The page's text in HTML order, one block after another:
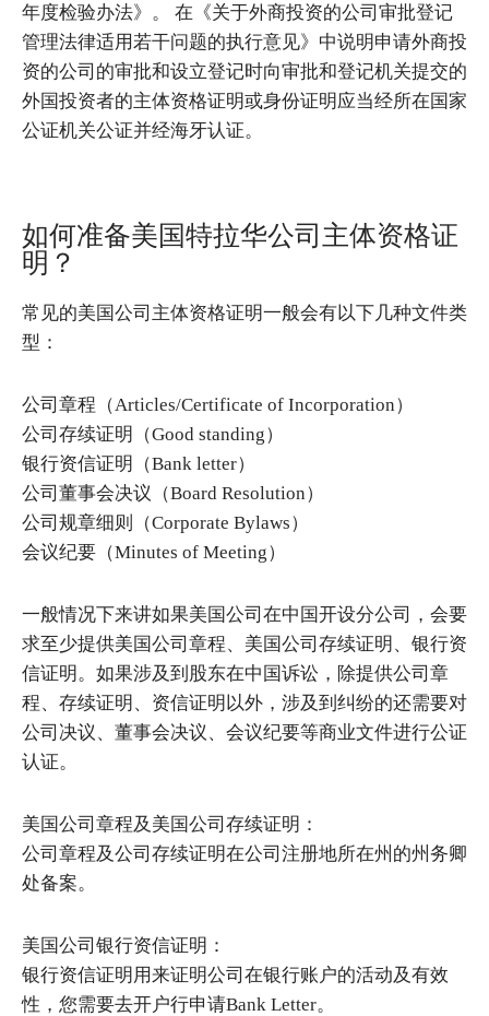
年度检验办法》。 在《关于外商投资的公司审批登记
管理法律适用若干问题的执行意见》中说明申请外商投
资的公司的审批和设立登记时向审批和登记机关提交的
外国投资者的主体资格证明或身份证明应当经所在国家
公证机关公证并经海牙认证。
如何准备美国特拉华公司主体资格证
明？
常见的美国公司主体资格证明一般会有以下几种文件类
型：
公司章程（Articles/Certificate of Incorporation）
公司存续证明（Good standing）
银行资信证明（Bank letter）
公司董事会决议（Board Resolution）
公司规章细则（Corporate Bylaws）
会议纪要（Minutes of Meeting）
一般情况下来讲如果美国公司在中国开设分公司，会要
求至少提供美国公司章程、美国公司存续证明、银行资
信证明。如果涉及到股东在中国诉讼，除提供公司章
程、存续证明、资信证明以外，涉及到纠纷的还需要对
公司决议、董事会决议、会议纪要等商业文件进行公证
认证。
美国公司章程及美国公司存续证明：
公司章程及公司存续证明在公司注册地所在州的州务卿
处备案。
美国公司银行资信证明：
银行资信证明用来证明公司在银行账户的活动及有效
性，您需要去开户行申请Bank Letter。